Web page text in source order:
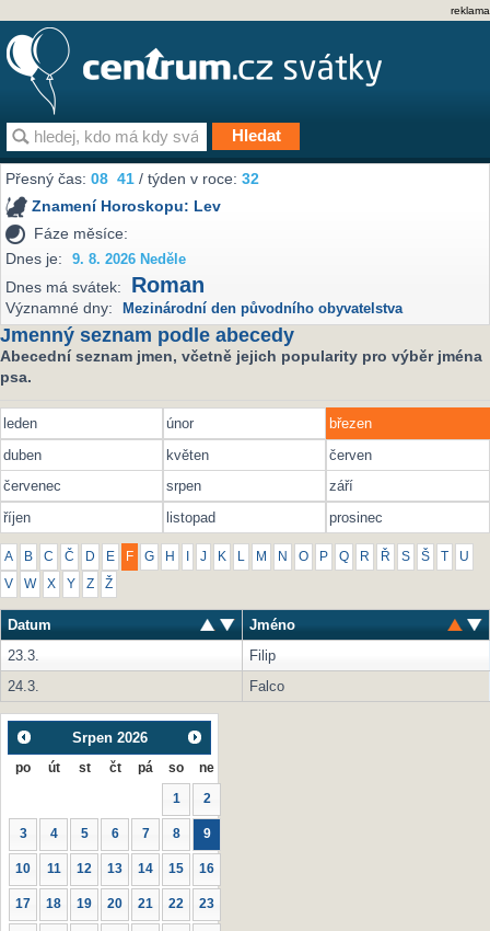
reklama
Přesný čas:08 41 / týden v roce:32
Znamení Horoskopu: Lev
Fáze měsíce:
Dnes je:
9. 8. 2026 Neděle
Dnes má svátek: Roman
Významné dny: Mezinárodní den původního obyvatelstva
Jmenný seznam podle abecedy
Abecední seznam jmen, včetně jejich popularity pro výběr jména
psa.
leden únor
březen
duben
květen
červen
červenec
srpen
září
říjen
listopad prosinec
A B C Č D E F G H J K L M N O P Q R Ř S Š U
V W X Y Z Ž
Datum
Jméno
23.3.
Filip
24.3.
Falco
Srpen 2026
po út st čt pá so ne
1 2
3 4 5 6 7 8 9
10 11 12 13 14 15 16
17 18 19 20 21 22 23